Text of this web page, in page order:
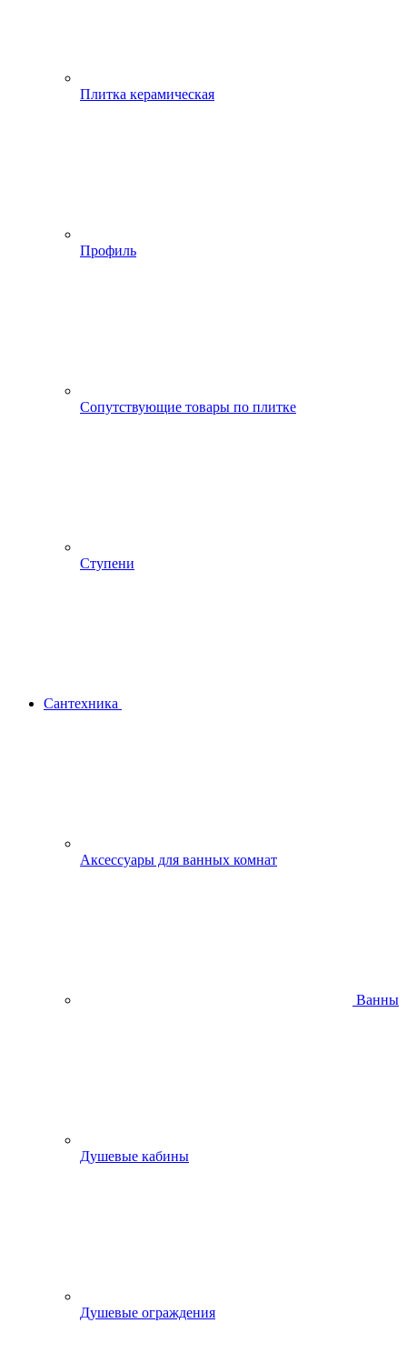
Плитка керамическая
Профиль
Сопутствующие товары по плитке
Ступени
Сантехника
Аксессуары для ванных комнат
Ванны
Душевые кабины
Душевые ограждения